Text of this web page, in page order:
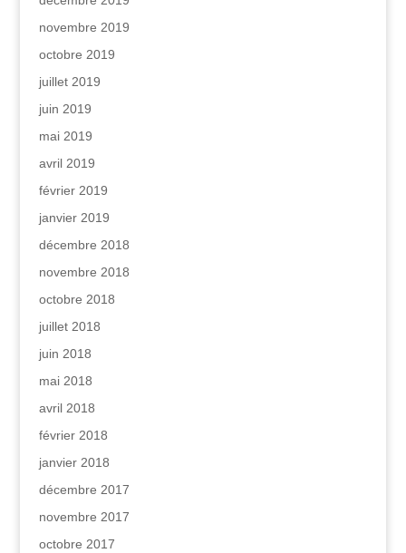
novembre 2019
octobre 2019
juillet 2019
juin 2019
mai 2019
avril 2019
février 2019
janvier 2019
décembre 2018
novembre 2018
octobre 2018
juillet 2018
juin 2018
mai 2018
avril 2018
février 2018
janvier 2018
décembre 2017
novembre 2017
octobre 2017